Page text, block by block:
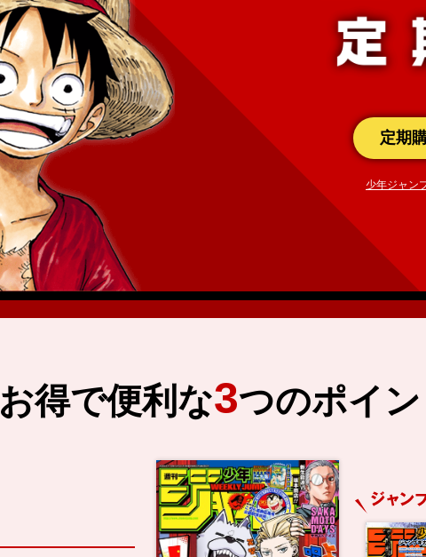
定期
少年ジャン
お得で便利な3つのポイ